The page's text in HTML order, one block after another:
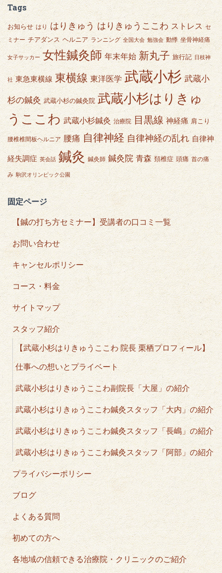
Tags
お知らせ はり はりきゅう はりきゅうここわ ストレス セ
ミナー チアダンス ヘルニア ランニング 全国大会 勉強会 動悸 坐骨神経痛
女子サッカー 女性鍼灸師 年末年始 新丸子 旅行記 日枝神
社 東急東横線 東横線 東洋医学 武蔵小杉 武蔵小
杉の鍼灸 武蔵小杉の鍼灸院 武蔵小杉はりきゅ
うここわ 武蔵小杉鍼灸 治療院 目黒線 神経痛 肩こり
腰椎椎間板ヘルニア 腰痛 自律神経 自律神経の乱れ 自律神
経失調症 英会話 鍼灸 鍼灸師 鍼灸院 青森 頚椎症 頭痛 首の痛
み 駒沢オリンピック公園
固定ページ
【鍼の打ち方セミナー】受講者の口コミ一覧
お問い合わせ
キャンセルポリシー
コース・料金
サイトマップ
スタッフ紹介
【武蔵小杉はりきゅうここわ 院長 栗栖プロフィール】
仕事への想いとプライベート
武蔵小杉はりきゅうここわ副院長「大屋」の紹介
武蔵小杉はりきゅうここわ鍼灸スタッフ「大内」の紹介
武蔵小杉はりきゅうここわ鍼灸スタッフ「長嶋」の紹介
武蔵小杉はりきゅうここわ鍼灸スタッフ「阿部」の紹介
プライバシーポリシー
ブログ
よくある質問
初めての方へ
各地域の信頼できる治療院・クリニックのご紹介